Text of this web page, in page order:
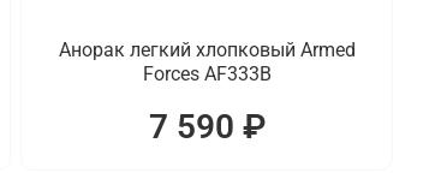
Анорак легкий хлопковый Armed
Forces AF333B
7 590 ₽